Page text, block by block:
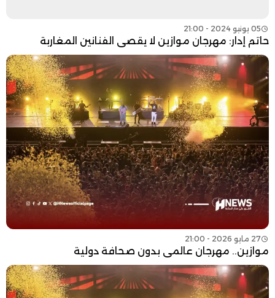
05 يونيو 2024 - 21:00
حاتم إدار: مهرجان موازين لا يقصي الفنانين المغاربة
27 مايو 2026 - 21:00
موازين.. مهرجان عالمي بدون صحافة دولية